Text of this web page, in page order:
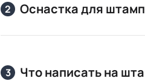
2 Оснастка для
3 Что написать на